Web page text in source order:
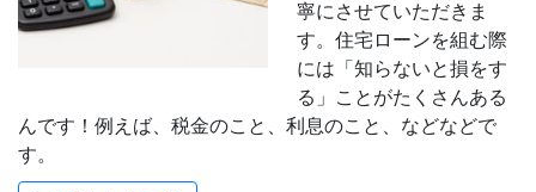
寧にさせていただきま
す。住宅ローンを組む際
には「知らないと損をす
る」ことがたくさんある
んです！例えば、税金のこと、利息のこと、などなどで
す。